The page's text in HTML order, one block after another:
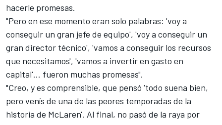
hacerle promesas.
"Pero en ese momento eran solo palabras: 'voy a
conseguir un gran jefe de equipo', 'voy a conseguir un
gran director técnico', 'vamos a conseguir los recursos
que necesitamos', 'vamos a invertir en gasto en
capital'... fueron muchas promesas".
"Creo, y es comprensible, que pensó 'todo suena bien,
pero venís de una de las peores temporadas de la
historia de McLaren'. Al final, no pasó de la raya por